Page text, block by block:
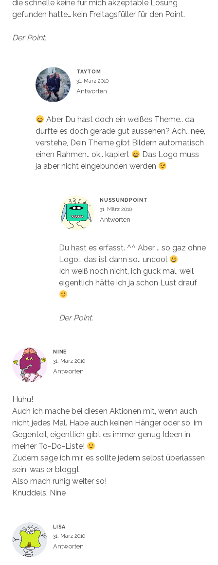
die schnelle keine für mich akzeptable Lösung
gefunden hatte… kein Freitagsfüller für den Point.
Der Point.
TAYTOM
31. März 2010
Antworten
Aber Du hast doch ein weißes Theme.. da
dürfte es doch gerade gut aussehen? Ach.. nee,
verstehe, Dein Theme gibt Bildern automatisch
einen Rahmen.. ok.. kapiert
Das Logo muss
ja aber nicht eingebunden werden
NUSSUNDPOINT
31. März 2010
Antworten
Du hast es erfasst. ^^ Aber .. so gaz ohne
Logo… das ist dann so.. uncool
Ich weiß noch nicht, ich guck mal, weil
eigentlich hätte ich ja schon Lust drauf
Der Point.
NINE
31. März 2010
Antworten
Huhu!
Auch ich mache bei diesen Aktionen mit, wenn auch
nicht jedes Mal. Habe auch keinen Hänger oder so, im
Gegenteil, eigentlich gibt es immer genug Ideen in
meiner To-Do-Liste!
Zudem sage ich mir, es sollte jedem selbst überlassen
sein, was er bloggt.
Also mach ruhig weiter so!
Knuddels, Nine
LISA
31. März 2010
Antworten